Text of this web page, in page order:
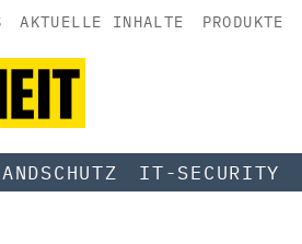
AKTUELLE INHALTE PRODUKTE
IT-SECURITY